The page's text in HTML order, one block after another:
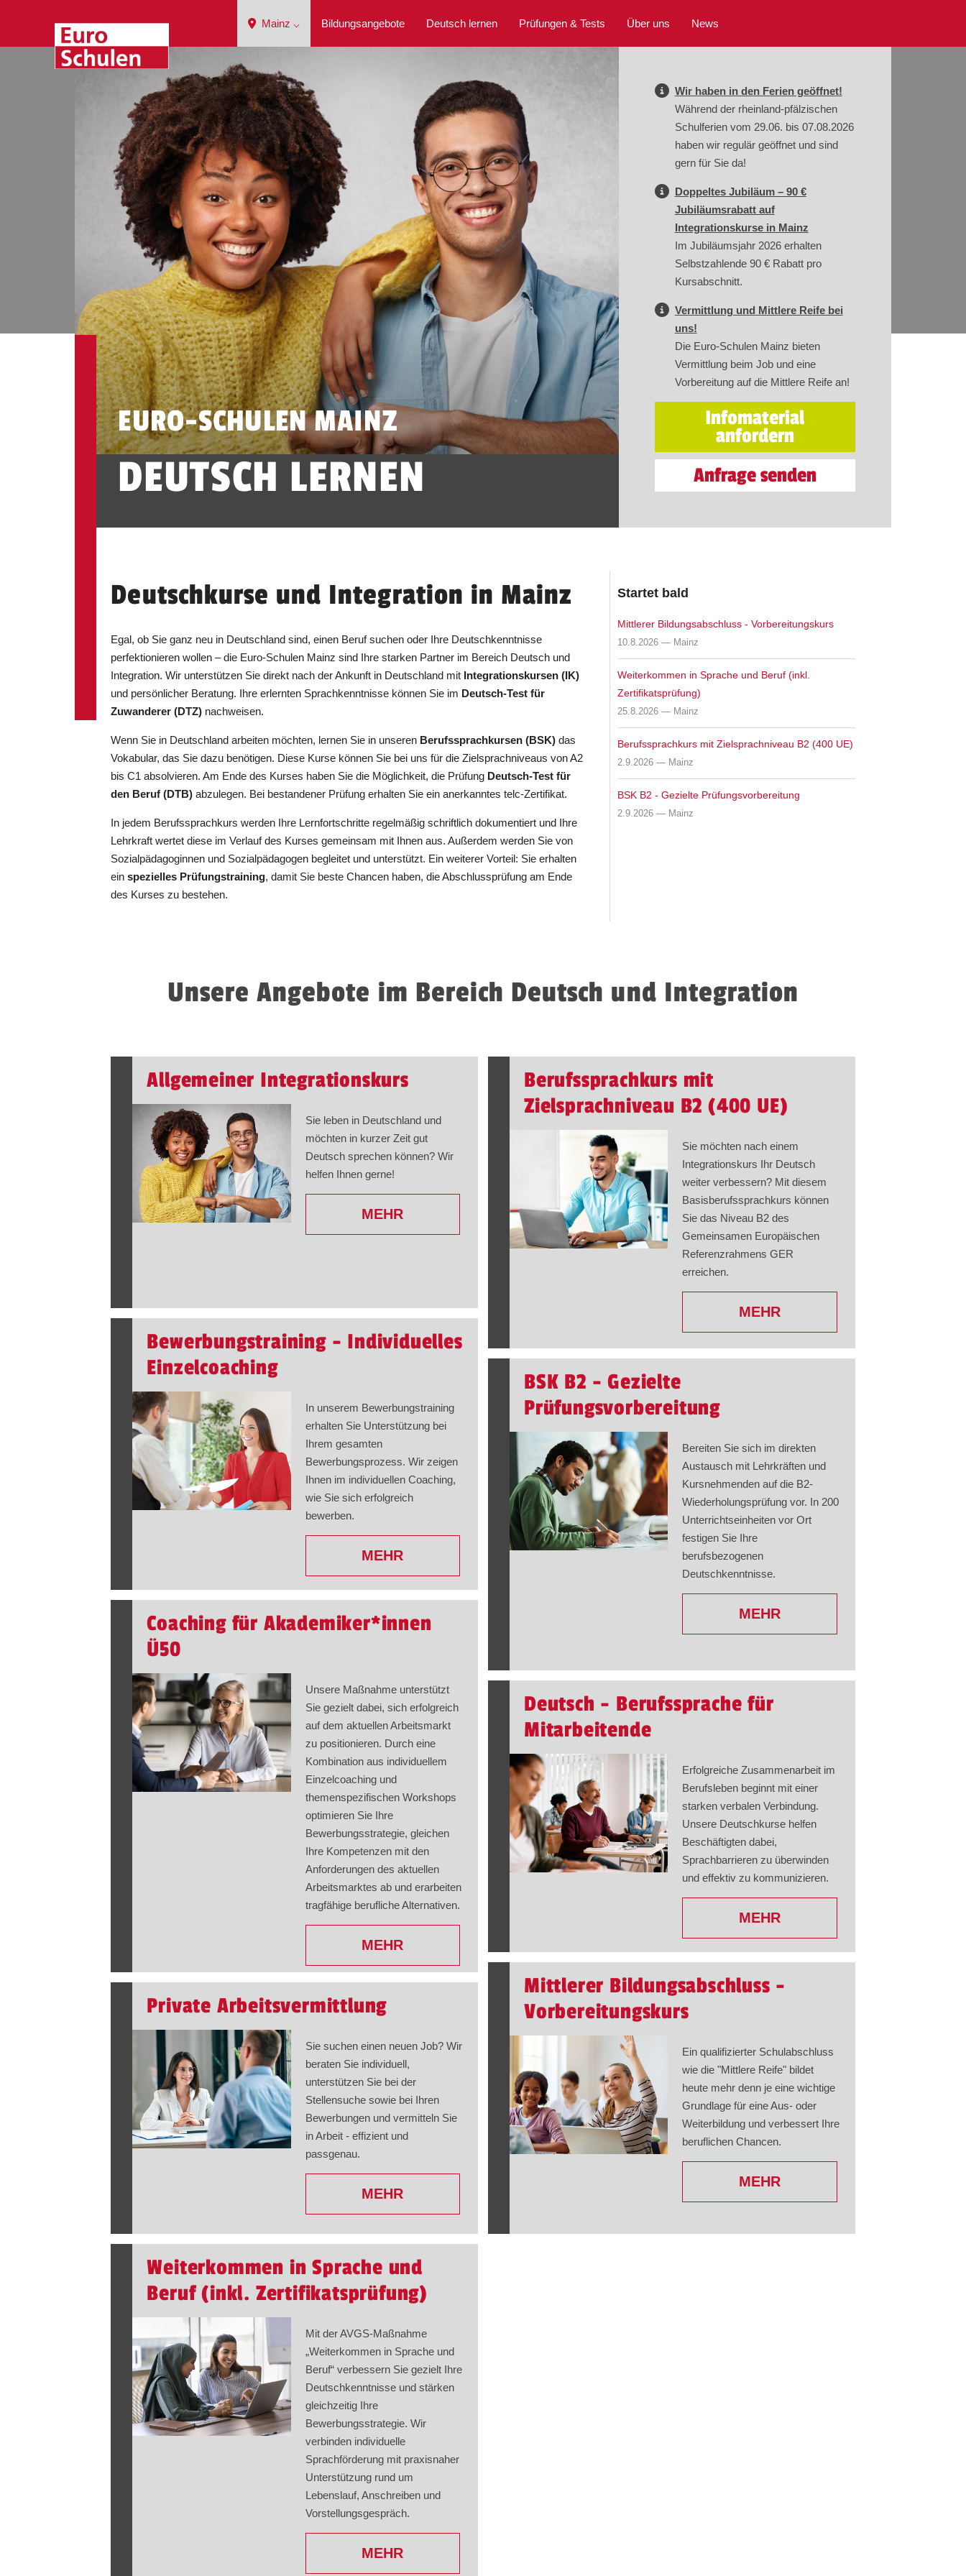
Mainz ⌵ Bildungsangebote Deutsch lernen Prüfungen & Tests Über uns News
EURO-SCHULEN MAINZ
DEUTSCH LERNEN
Wir haben in den Ferien geöffnet!
Während der rheinland-pfälzischen
Schulferien vom 29.06. bis 07.08.2026
haben wir regulär geöffnet und sind
gern für Sie da!
Doppeltes Jubiläum – 90 €
Jubiläumsrabatt auf
Integrationskurse in Mainz
Im Jubiläumsjahr 2026 erhalten
Selbstzahlende 90 € Rabatt pro
Kursabschnitt.
Vermittlung und Mittlere Reife bei
uns!
Die Euro-Schulen Mainz bieten
Vermittlung beim Job und eine
Vorbereitung auf die Mittlere Reife an!
Infomaterial
anfordern
Anfrage senden
Deutschkurse und Integration in Mainz
Egal, ob Sie ganz neu in Deutschland sind, einen Beruf suchen oder Ihre Deutschkenntnisse
perfektionieren wollen – die Euro-Schulen Mainz sind Ihre starken Partner im Bereich Deutsch und
Integration. Wir unterstützen Sie direkt nach der Ankunft in Deutschland mit Integrationskursen (IK)
und persönlicher Beratung. Ihre erlernten Sprachkenntnisse können Sie im Deutsch-Test für
Zuwanderer (DTZ) nachweisen.
Wenn Sie in Deutschland arbeiten möchten, lernen Sie in unseren Berufssprachkursen (BSK) das
Vokabular, das Sie dazu benötigen. Diese Kurse können Sie bei uns für die Zielsprachniveaus von A2
bis C1 absolvieren. Am Ende des Kurses haben Sie die Möglichkeit, die Prüfung Deutsch-Test für
den Beruf (DTB) abzulegen. Bei bestandener Prüfung erhalten Sie ein anerkanntes telc-Zertifikat.
In jedem Berufssprachkurs werden Ihre Lernfortschritte regelmäßig schriftlich dokumentiert und Ihre
Lehrkraft wertet diese im Verlauf des Kurses gemeinsam mit Ihnen aus. Außerdem werden Sie von
Sozialpädagoginnen und Sozialpädagogen begleitet und unterstützt. Ein weiterer Vorteil: Sie erhalten
einspezielles Prüfungstraining, damit Sie beste Chancen haben, die Abschlussprüfung am Ende
des Kurses zu bestehen.
Startet bald
Mittlerer Bildungsabschluss - Vorbereitungskurs
10.8.2026 — Mainz
Weiterkommen in Sprache und Beruf (inkl.
Zertifikatsprüfung)
25.8.2026 — Mainz
Berufssprachkurs mit Zielsprachniveau B2 (400 UE)
2.9.2026 — Mainz
BSK B2 - Gezielte Prüfungsvorbereitung
2.9.2026 — Mainz
Unsere Angebote im Bereich Deutsch und Integration
Allgemeiner Integrationskurs
Sie leben in Deutschland und
möchten in kurzer Zeit gut
Deutsch sprechen können? Wir
helfen Ihnen gerne!
MEHR
Berufssprachkurs mit
Zielsprachniveau B2 (400 UE)
Sie möchten nach einem
Integrationskurs Ihr Deutsch
weiter verbessern? Mit diesem
Basisberufssprachkurs können
Sie das Niveau B2 des
Gemeinsamen Europäischen
Referenzrahmens GER
erreichen.
MEHR
Bewerbungstraining - Individuelles
Einzelcoaching
In unserem Bewerbungstraining
erhalten Sie Unterstützung bei
Ihrem gesamten
Bewerbungsprozess. Wir zeigen
Ihnen im individuellen Coaching,
wie Sie sich erfolgreich
bewerben.
MEHR
BSK B2 - Gezielte
Prüfungsvorbereitung
Bereiten Sie sich im direkten
Austausch mit Lehrkräften und
Kursnehmenden auf die B2-
Wiederholungsprüfung vor. In 200
Unterrichtseinheiten vor Ort
festigen Sie Ihre
berufsbezogenen
Deutschkenntnisse.
MEHR
Coaching für Akademiker​*innen
Ü50
Unsere Maßnahme unterstützt
Sie gezielt dabei, sich erfolgreich
auf dem aktuellen Arbeitsmarkt
zu positionieren. Durch eine
Kombination aus individuellem
Einzelcoaching und
themenspezifischen Workshops
optimieren Sie Ihre
Bewerbungsstrategie, gleichen
Ihre Kompetenzen mit den
Anforderungen des aktuellen
Arbeitsmarktes ab und erarbeiten
tragfähige berufliche Alternativen.
MEHR
Deutsch - Berufssprache für
Mitarbeitende
Erfolgreiche Zusammenarbeit im
Berufsleben beginnt mit einer
starken verbalen Verbindung.
Unsere Deutschkurse helfen
Beschäftigten dabei,
Sprachbarrieren zu überwinden
und effektiv zu kommunizieren.
MEHR
Mittlerer Bildungsabschluss -
Vorbereitungskurs
Ein qualifizierter Schulabschluss
wie die "Mittlere Reife" bildet
heute mehr denn je eine wichtige
Grundlage für eine Aus- oder
Weiterbildung und verbessert Ihre
beruflichen Chancen.
MEHR
Private Arbeitsvermittlung
Sie suchen einen neuen Job? Wir
beraten Sie individuell,
unterstützen Sie bei der
Stellensuche sowie bei Ihren
Bewerbungen und vermitteln Sie
in Arbeit - effizient und
passgenau.
MEHR
Weiterkommen in Sprache und
Beruf (inkl. Zertifikatsprüfung)
Mit der AVGS-Maßnahme
„Weiterkommen in Sprache und
Beruf“ verbessern Sie gezielt Ihre
Deutschkenntnisse und stärken
gleichzeitig Ihre
Bewerbungsstrategie. Wir
verbinden individuelle
Sprachförderung mit praxisnaher
Unterstützung rund um
Lebenslauf, Anschreiben und
Vorstellungsgespräch.
MEHR